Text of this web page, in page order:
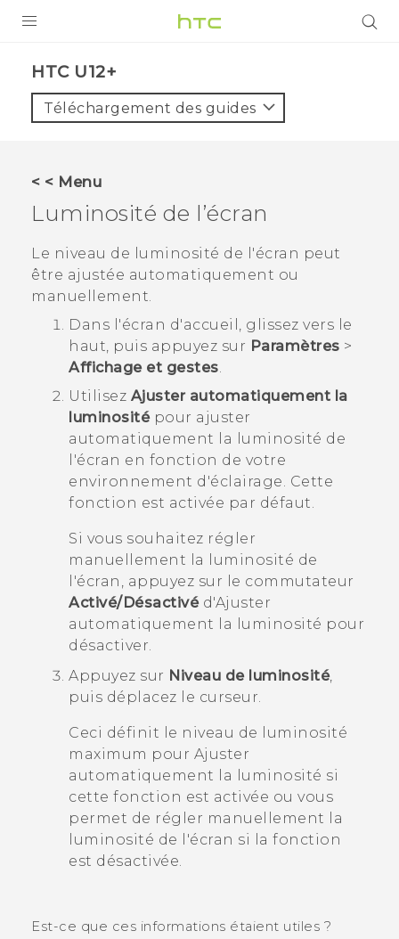
VIVE
VIVERSE
SUPPORT
Appareils HTC & Accessoires
Achat & Règlement Questions
HTC U12+‎
Téléchargement des guides
< < Menu
Luminosité de l’écran
Le niveau de luminosité de l'écran peut
être ajustée automatiquement ou
manuellement.
Dans l'écran d'accueil , glissez vers le
haut, puis appuyez sur Paramètres >
Affichage et gestes.
Utilisez Ajuster automatiquement la
luminositépour ajuster
automatiquement la luminosité de
l'écran en fonction de votre
environnement d'éclairage. Cette
fonction est activée par défaut.
Si vous souhaitez régler
manuellement la luminosité de
l'écran, appuyez sur le commutateur
Activé/Désactivéd'Ajuster
automatiquement la luminosité pour
désactiver.
Appuyez sur Niveau de luminosité,
puis déplacez le curseur.
Ceci définit le niveau de luminosité
maximum pour Ajuster
automatiquement la luminosité si
cette fonction est activée ou vous
permet de régler manuellement la
luminosité de l'écran si la fonction
est désactivée.
Est-ce que ces informations étaient utiles ?